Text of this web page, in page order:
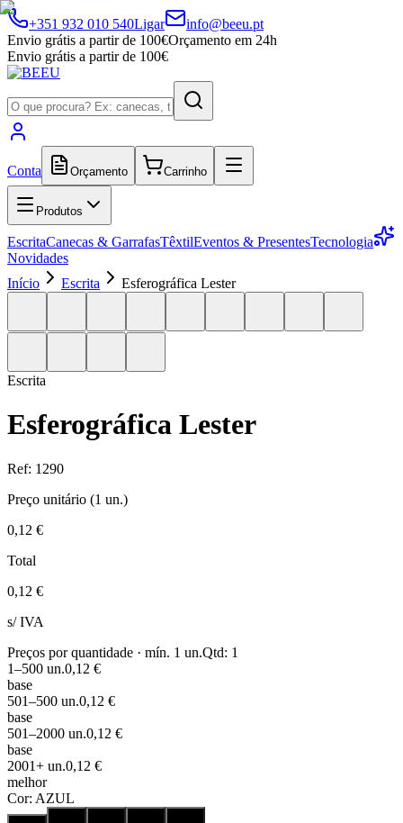
+351 932 010 540Ligar
info@beeu.pt
Envio grátis a partir de 100€Orçamento em 24h
Envio grátis a partir de 100€
Conta Orçamento Carrinho
Produtos
EscritaCanecas & GarrafasTêxtilEventos & PresentesTecnologia
Novidades
Início
Escrita Esferográfica Lester
Escrita
Esferográfica Lester
Ref: 1290
Preço unitário (1 un.)
0,12 €
Total
0,12 €
s/ IVA
Preços por quantidade · mín. 1 un.Qtd: 1
1–500 un.0,12 €
base
501–500 un.0,12 €
base
501–2000 un.0,12 €
base
2001+ un.0,12 €
melhor
Cor: AZUL